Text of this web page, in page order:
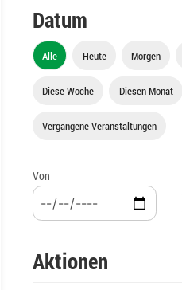
Datum
Alle Heute Morgen
Diese Woche Diesen Monat
Vergangene Veranstaltungen
Von
Aktionen